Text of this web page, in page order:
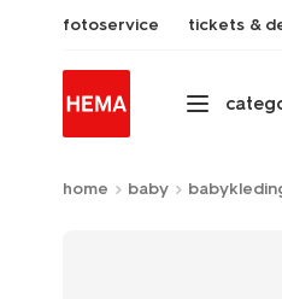
fotoservice tickets &
home baby